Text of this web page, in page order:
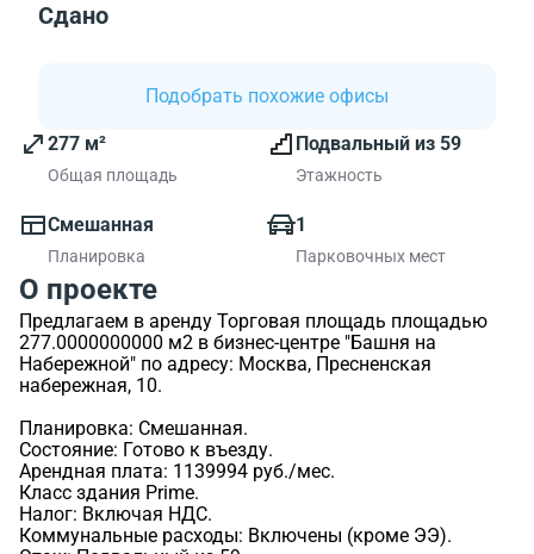
Сдано
Подобрать похожие офисы
277 м²
Общая площадь
Подвальный из 59
Этажность
Смешанная
Планировка
1
Парковочных мест
О проекте
Предлагаем в аренду Торговая площадь площадью
277.0000000000 м2 в бизнес-центре "Башня на
Набережной" по адресу: Москва, Пресненская
набережная, 10.
Планировка: Смешанная.
Состояние: Готово к въезду.
Арендная плата: 1139994 руб./мес.
Класс здания Prime.
Налог: Включая НДС.
Коммунальные расходы: Включены (кроме ЭЭ).